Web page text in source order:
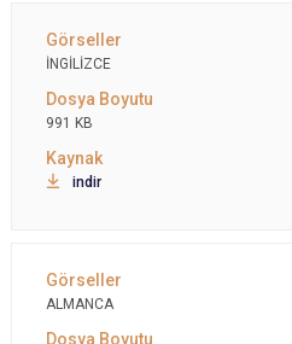
İNGİLİZCE
991 KB
indir
ALMANCA